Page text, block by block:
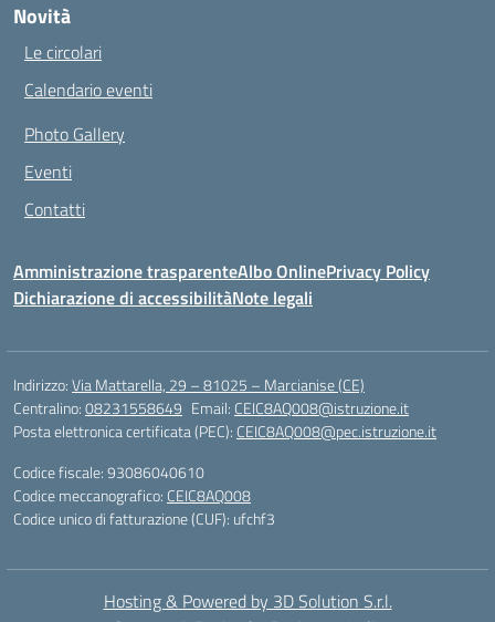
Novità
Le circolari
Calendario eventi
Photo Gallery
Eventi
Contatti
Amministrazione trasparenteAlbo OnlinePrivacy Policy
Dichiarazione di accessibilitàNote legali
Indirizzo:Via Mattarella, 29 – 81025 – Marcianise (CE)
Centralino:08231558649 Email: CEIC8AQ008@istruzione.it
Posta elettronica certificata (PEC): CEIC8AQ008@pec.istruzione.it
Codice fiscale: 93086040610
Codice meccanografico: CEIC8AQ008
Codice unico di fatturazione (CUF): ufchf3
Hosting & Powered by 3D Solution S.r.l.